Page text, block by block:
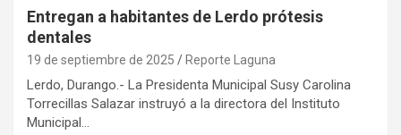
Entregan a habitantes de Lerdo prótesis
dentales
19 de septiembre de 2025 Reporte Laguna
Lerdo, Durango.- La Presidenta Municipal Susy Carolina
Torrecillas Salazar instruyó a la directora del Instituto
Municipal…